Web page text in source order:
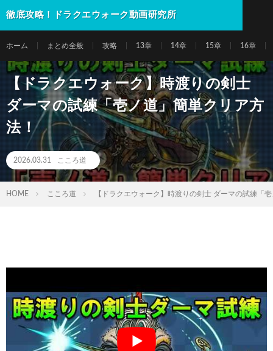
徹底攻略！ドラクエウォーク動画研究所
ホーム まとめ全般 攻略 13章 14章 15章 16章
【ドラクエウォーク】時渡りの剣士
ダーマの試練「壱ノ道」簡単クリア方
法！
2026.03.31 こころ道
HOME こころ道 【ドラクエウォーク】時渡りの剣士 ダーマの試練「